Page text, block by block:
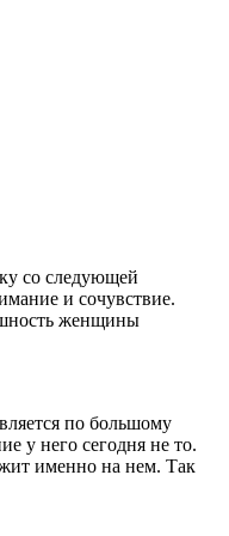
со следующей
и сочувствие.
женщины
по большому
у него сегодня не то.
именно на нем. Так